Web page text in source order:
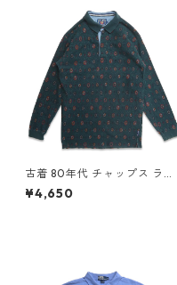
古着 80年代 チャップス ラル
フローレン CHAPS RALPH LA
UREN 総柄 長袖 ポロシャツ 表
¥4,650